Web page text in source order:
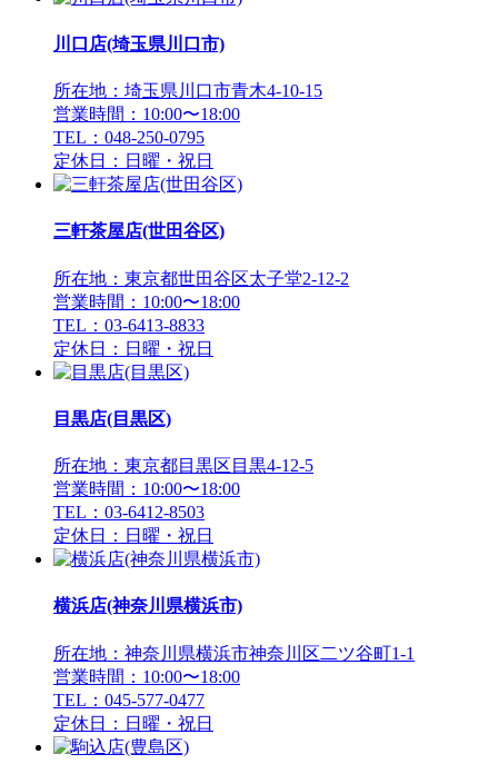
川口店(埼玉県川口市)
所在地：埼玉県川口市青木4-10-15
営業時間：10:00〜18:00
TEL：048-250-0795
定休日：日曜・祝日
三軒茶屋店(世田谷区)
所在地：東京都世田谷区太子堂2-12-2
営業時間：10:00〜18:00
TEL：03-6413-8833
定休日：日曜・祝日
目黒店(目黒区)
所在地：東京都目黒区目黒4-12-5
営業時間：10:00〜18:00
TEL：03-6412-8503
定休日：日曜・祝日
横浜店(神奈川県横浜市)
所在地：神奈川県横浜市神奈川区二ツ谷町1-1
営業時間：10:00〜18:00
TEL：045-577-0477
定休日：日曜・祝日